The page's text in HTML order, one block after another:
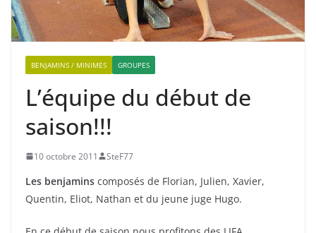
BENJAMINS / MINIMES GROUPES
L’équipe du début de
saison!!!
10 octobre 2011 SteF77
Les benjamins composés de Florian, Julien, Xavier,
Quentin, Eliot, Nathan et du jeune juge Hugo.